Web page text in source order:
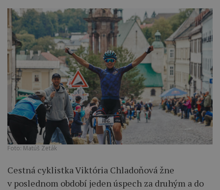
Foto: Matúš Zeták
Cestná cyklistka Viktória Chladoňová žne
v poslednom období jeden úspech za druhým a do